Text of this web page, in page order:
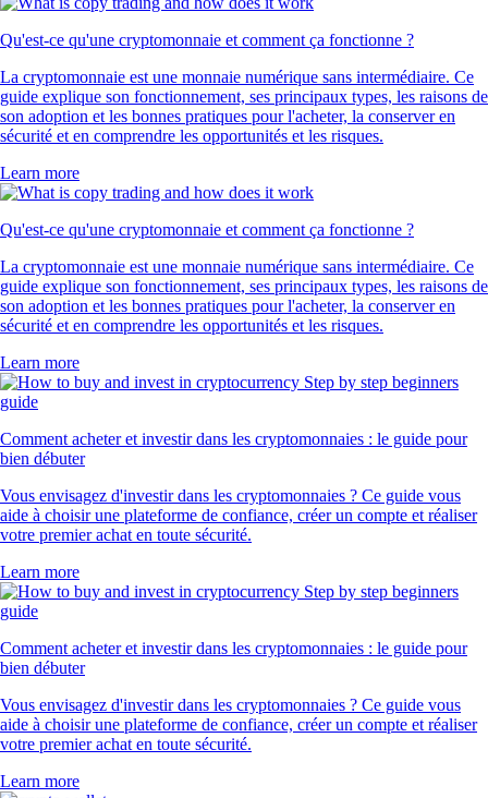
Qu'est-ce qu'une cryptomonnaie et comment ça fonctionne ?
La cryptomonnaie est une monnaie numérique sans intermédiaire. Ce
guide explique son fonctionnement, ses principaux types, les raisons de
son adoption et les bonnes pratiques pour l'acheter, la conserver en
sécurité et en comprendre les opportunités et les risques.
Learn more
Qu'est-ce qu'une cryptomonnaie et comment ça fonctionne ?
La cryptomonnaie est une monnaie numérique sans intermédiaire. Ce
guide explique son fonctionnement, ses principaux types, les raisons de
son adoption et les bonnes pratiques pour l'acheter, la conserver en
sécurité et en comprendre les opportunités et les risques.
Learn more
Comment acheter et investir dans les cryptomonnaies : le guide pour
bien débuter
Vous envisagez d'investir dans les cryptomonnaies ? Ce guide vous
aide à choisir une plateforme de confiance, créer un compte et réaliser
votre premier achat en toute sécurité.
Learn more
Comment acheter et investir dans les cryptomonnaies : le guide pour
bien débuter
Vous envisagez d'investir dans les cryptomonnaies ? Ce guide vous
aide à choisir une plateforme de confiance, créer un compte et réaliser
votre premier achat en toute sécurité.
Learn more